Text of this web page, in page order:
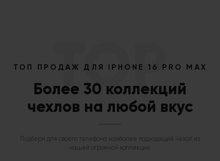
TOP
ТОП ПРОДАЖ ДЛЯ IPHONE 16 PRO MAX
Более 30 коллекций
чехлов на любой вкус
Подбери для своего телефона наиболее подходящий чехол из
нашей огромной коллекции.